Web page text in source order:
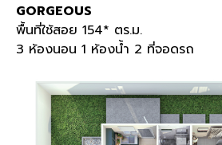
GORGEOUS
พื้นที่ใช้สอย 154* ตร.ม.
3 ห้องนอน 1 ห้องน้ำ 2 ที่จอดรถ